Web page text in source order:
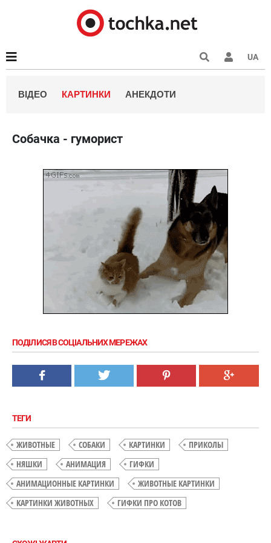
UA
ВІДЕО КАРТИНКИ АНЕКДОТИ
Собачка - гуморист
ПОДІЛИСЯ В СОЦІАЛЬНИХ МЕРЕЖАХ
ТЕГИ
ЖИВОТНЫЕ СОБАКИ КАРТИНКИ
ПРИКОЛЫ
НЯШКИ
АНИМАЦИЯ
ГИФКИ
АНИМАЦИОННЫЕ КАРТИНКИ
ЖИВОТНЫЕ КАРТИНКИ
КАРТИНКИ ЖИВОТНЫХ
ГИФКИ ПРО КОТОВ